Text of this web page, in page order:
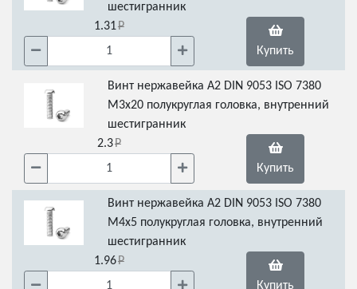
шестигранник
1.31
Купить
Винт нержавейка А2 DIN 9053 ISO 7380
М3х20 полукруглая головка, внутренний
шестигранник
2.3
Купить
Винт нержавейка А2 DIN 9053 ISO 7380
М4х5 полукруглая головка, внутренний
шестигранник
1.96
Купить